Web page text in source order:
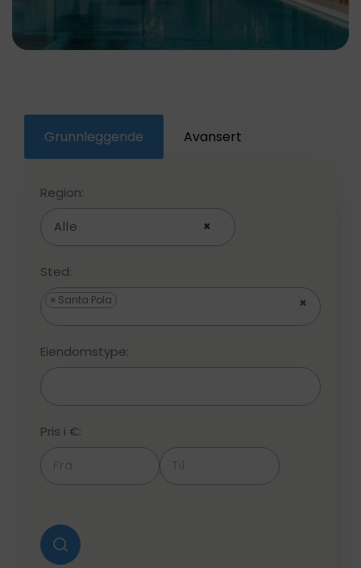
Grunnleggende Avansert
Region:
×
Alle
Sted:
×
× Santa Pola
Eiendomstype:
Pris i €: